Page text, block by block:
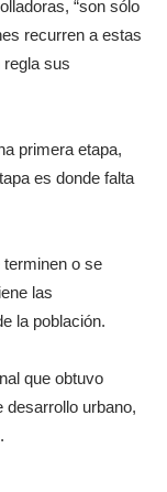
“son sólo
recurren a estas
sus
primera etapa,
es donde falta
o se
las
la población.
que obtuvo
desarrollo urbano,